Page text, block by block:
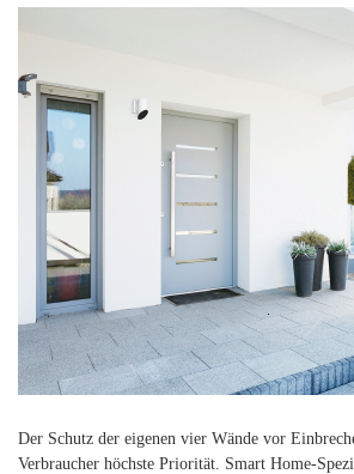
Suchen
nach:
Der Schutz der eigenen vier Wände vor
Verbraucher höchste Priorität. Smart Home-